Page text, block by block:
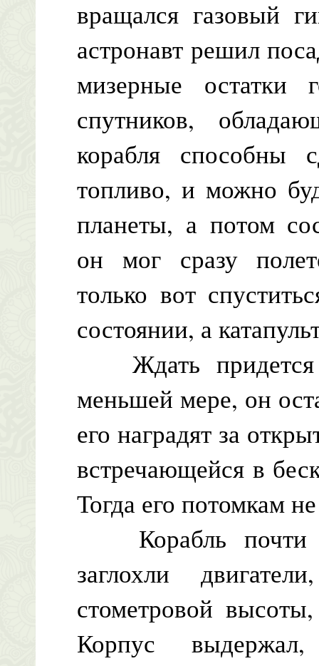
вращался газовый
астронавт решил
мизерные
спутников,
корабля способны
топливо, и можно
планеты, а потом
он мог сразу
только вот
состоянии, а
Ждать придется
меньшей мере, он
его наградят за
встречающейся в
Тогда его потомкам
Корабль почти
заглохли
стометровой
Корпус выдержал,